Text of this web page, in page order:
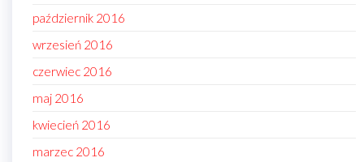
październik 2016
wrzesień 2016
czerwiec 2016
maj 2016
kwiecień 2016
marzec 2016